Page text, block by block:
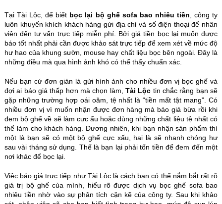
Tại Tài Lộc, để biết bọc lại bộ ghế sofa bao nhiêu tiền , công ty
luôn khuyến khích khách hàng gửi địa chỉ và số điện thoại để nhân
viên đến tư vấn trực tiếp miễn phí. Bởi giá tiền bọc lại muốn được
báo tốt nhất phải cần được khảo sát trực tiếp để xem xét về mức độ
hư hao của khung sườn, mouse hay chất liệu bọc bên ngoài. Đây là
những điều mà qua hình ảnh khó có thể thấy chuẩn xác.
Nếu bạn cứ đơn giản là gửi hình ảnh cho nhiều đơn vị bọc ghế và
đợi ai báo giá thấp hơn mà chọn làm,Tài Lộc tin chắc rằng bạn sẽ
gặp những trường hợp oái oăm, tệ nhất là “tiền mất tật mang”. Có
nhiều đơn vị vì muốn nhận được đơn hàng mà báo giá bừa rồi khi
đem bộ ghế về sẽ làm cực ẩu hoặc dùng những chất liệu tệ nhất có
thể làm cho khách hàng. Đương nhiên, khi bạn nhận sản phẩm thì
một là bạn sẽ có một bộ ghế cực xấu, hai là sẽ nhanh chóng hư
sau vài tháng sử dụng. Thế là bạn lại phải tốn tiền để đem đến một
nơi khác để bọc lại.
Việc báo giá trực tiếp như Tài Lộc là cách bạn có thể nắm bắt rất rõ
giá trị bộ ghế của mình, hiểu rõ được dịch vụ bọc ghế sofa bao
nhiêu tiền nhờ vào sự phân tích cặn kẽ của công ty. Sau khi khảo